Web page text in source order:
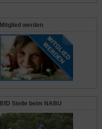
Mitglied werden
BfD Stelle beim NABU